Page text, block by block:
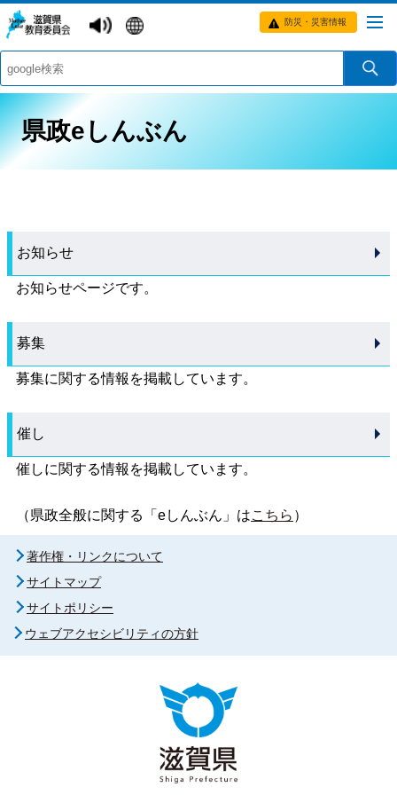
防災・災害情報
県政eしんぶん
お知らせ
お知らせページです。
募集
募集に関する情報を掲載しています。
催し
催しに関する情報を掲載しています。
（県政全般に関する「eしんぶん」はこちら ）
著作権・リンクについて
サイトマップ
サイトポリシー
ウェブアクセシビリティの方針